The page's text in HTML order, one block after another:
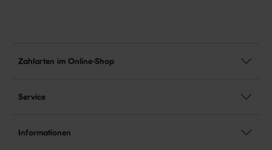
Zahlarten im Online-Shop
Service
Informationen